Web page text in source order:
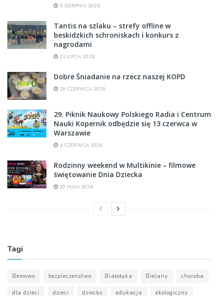
5 SIERPNIA 2026
Tantis na szlaku – strefy offline w
beskidzkich schroniskach i konkurs z
nagrodami
21 LIPCA 2026
Dobre Śniadanie na rzecz naszej KOPD
28 CZERWCA 2026
29. Piknik Naukowy Polskiego Radia i Centrum
Nauki Kopernik odbędzie się 13 czerwca w
Warszawie
4 CZERWCA 2026
Rodzinny weekend w Multikinie – filmowe
świętowanie Dnia Dziecka
29 MAJA 2026
Tagi
Bemowo bezpieczeństwo Białołęka Bielany choroba
dla dzieci dzieci dziecko edukacja ekologiczny